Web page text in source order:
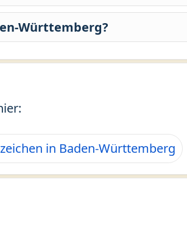
Württemberg?
in Baden-Württemberg